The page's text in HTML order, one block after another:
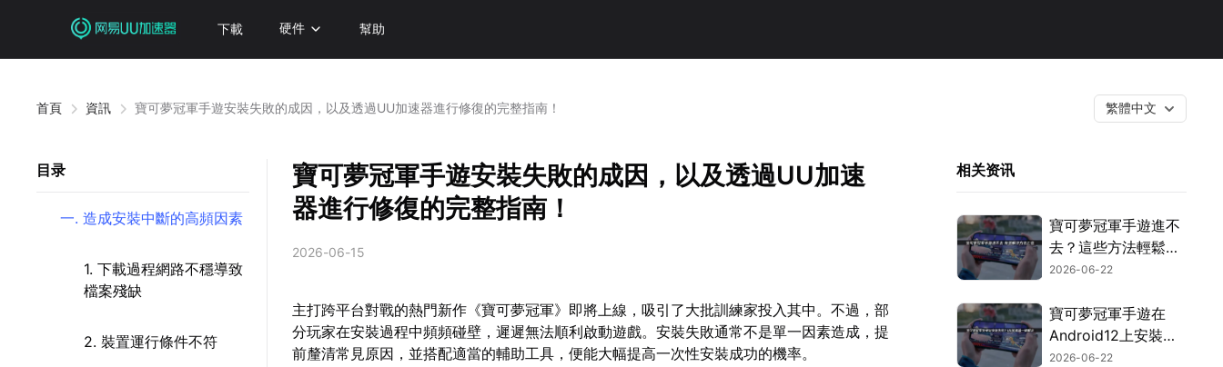
下載 硬件 幫助
首頁 資訊 寶可夢冠軍手遊安裝失敗的成因，以及透過UU加速器進行修復的完整指南！ 繁體中文
目录
一. 造成安裝中斷的高頻因素
1. 下載過程網路不穩導致
檔案殘缺
2. 裝置運行條件不符
寶可夢冠軍手遊安裝失敗的成因，以及透過UU加速
器進行修復的完整指南！
2026-06-15
主打跨平台對戰的熱門新作《寶可夢冠軍》即將上線，吸引了大批訓練家投入其中。不過，部
分玩家在安裝過程中頻頻碰壁，遲遲無法順利啟動遊戲。安裝失敗通常不是單一因素造成，提
前釐清常見原因，並搭配適當的輔助工具，便能大幅提高一次性安裝成功的機率。
相关资讯
寶可夢冠軍手遊進不
去？這些方法輕鬆搞
定！
2026-06-22
寶可夢冠軍手遊在
Android12上安裝失
敗？透過UU加速器
2026-06-22